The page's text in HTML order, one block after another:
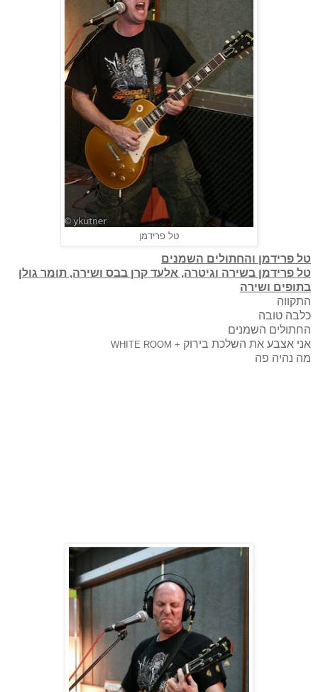
טל פרידמן
טל פרידמן והחתולים השמנים
טל פרידמן בשירה וגיטרה, אלעד קרן בבס ושירה, תומר גולן
בתופים ושירה
התקווה
כלבה טובה
החתולים השמנים
אני אצבע את השלכת בירוק +
WHITE ROOM
מה נהיה פה